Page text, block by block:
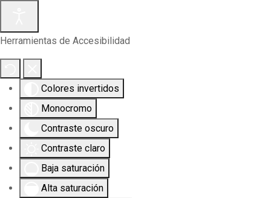
Herramientas de Accesibilidad
Colores invertidos
Monocromo
Contraste oscuro
Contraste claro
Baja saturación
Alta saturación